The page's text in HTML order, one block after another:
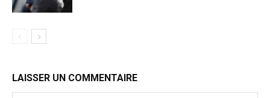
LAISSER UN COMMENTAIRE